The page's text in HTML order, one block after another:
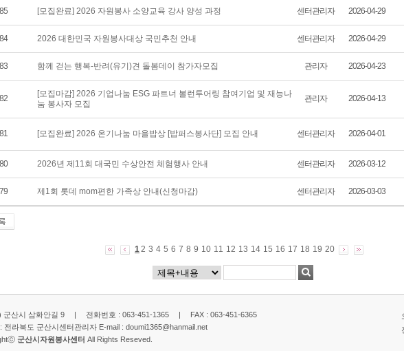
[모집완료] 2026 자원봉사 소양교육 강사 양성 과정 센터관리자 2026-04-29
2026 대한민국 자원봉사대상 국민추천 안내 센터관리자 2026-04-29
함께 걷는 행복-반려(유기)견 돌봄데이 참가자모집 관리자 2026-04-23
[모집마감] 2026 기업나눔 ESG 파트너 볼런투어링 참여기업 및 재능나
눔 봉사자 모집
관리자 2026-04-13
[모집완료] 2026 온기나눔 마을밥상 [밥퍼스봉사단] 모집 안내 센터관리자 2026-04-01
2026년 제11회 대국민 수상안전 체험행사 안내 센터관리자 2026-03-12
제1회 롯데 mom편한 가족상 안내(신청마감) 센터관리자 2026-03-03
12 3 4 5 6 7 8 9 10 11 12 13 14 15 16 17 18 19 20
군산시 삼화안길 9 | 전화번호 : 063-451-1365 | FAX : 063-451-6365
전라북도 군산시센터관리자 E-mail : doumi1365@hanmail.net
군산시자원봉사센터 All Rights Reseved.